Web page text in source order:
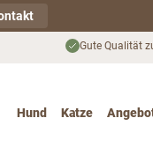
Gute Qualität
Hund
Katze